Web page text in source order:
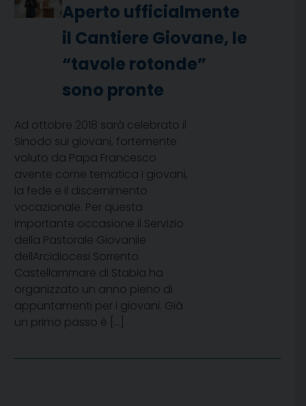
Aperto ufficialmente
il Cantiere Giovane, le
“tavole rotonde”
sono pronte
Ad ottobre 2018 sarà celebrato il
Sinodo sui giovani, fortemente
voluto da Papa Francesco
avente come tematica I giovani,
la fede e il discernimento
vocazionale. Per questa
importante occasione il Servizio
della Pastorale Giovanile
dellArcidiocesi Sorrento 
Castellammare di Stabia ha
organizzato un anno pieno di
appuntamenti per i giovani. Già
un primo passo è […]